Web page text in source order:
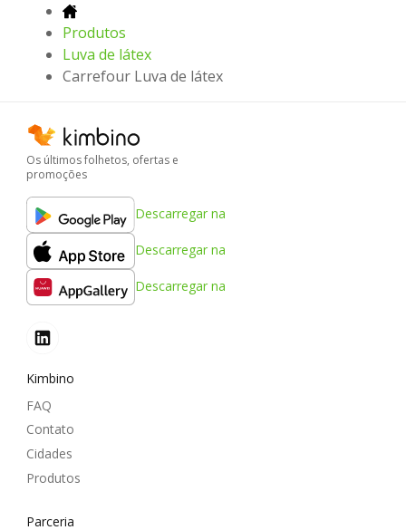
Produtos
Luva de látex
Carrefour Luva de látex
Os últimos folhetos, ofertas e
promoções
Descarregar na
Descarregar na
Descarregar na
Kimbino
FAQ
Contato
Cidades
Produtos
Parceria